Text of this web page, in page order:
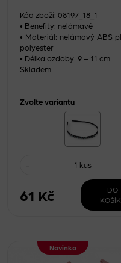
Kód zboží: 08197_18_1
• Benefity: nelámavé
• Materiál: nelámavý ABS
polyester
• Délka ozdoby: 9 – 11 cm
Skladem
Zvolte variantu
- 1 kus
61 Kč
DO
Novinka